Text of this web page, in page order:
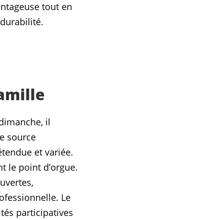
tout en
il
source
et variée.
le point d’orgue.
Le
participatives